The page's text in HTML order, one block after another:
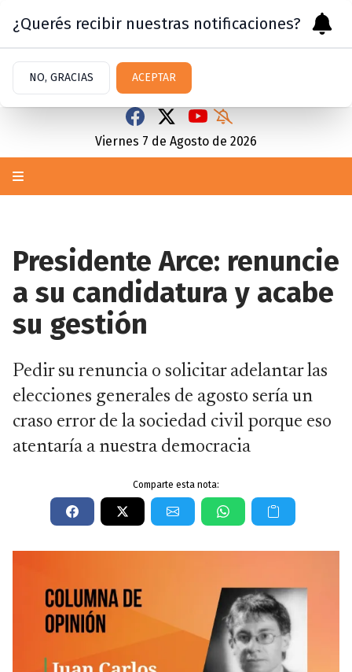
Viernes 7 de Agosto de 2026
Presidente Arce: renuncie
a su candidatura y acabe
su gestión
Pedir su renuncia o solicitar adelantar las
elecciones generales de agosto sería un
craso error de la sociedad civil porque eso
atentaría a nuestra democracia
Comparte esta nota:
¿Querés recibir nuestras notificaciones?
NO, GRACIAS ACEPTAR